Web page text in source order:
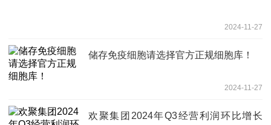
2024-11-27
‌储存免疫细胞请选择官方正规细胞库！
2024-11-27
欢聚集团2024年Q3经营利润环比增长